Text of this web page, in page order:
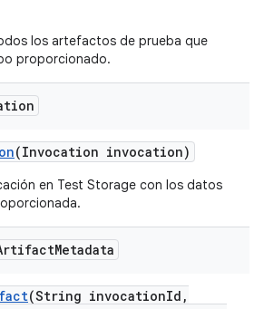
los artefactos de prueba que
proporcionado.
(Invocation invocation)
en Test Storage con los datos
Metadata
(String invocationId ,